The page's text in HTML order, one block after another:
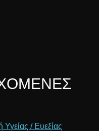
/ Ευεξίας